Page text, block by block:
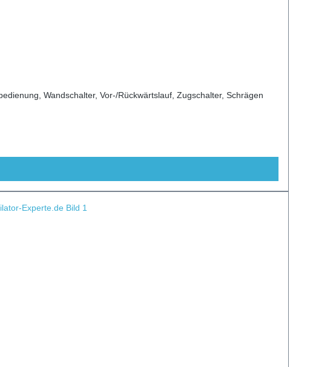
Wandschalter, Vor-/Rückwärtslauf, Zugschalter, Schrägen